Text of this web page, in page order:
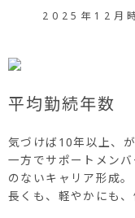
2025年12月
平均勤続年数
気づけば10年以上、
一方でサポートメン
のないキャリア形成。
長くも、軽やかにも